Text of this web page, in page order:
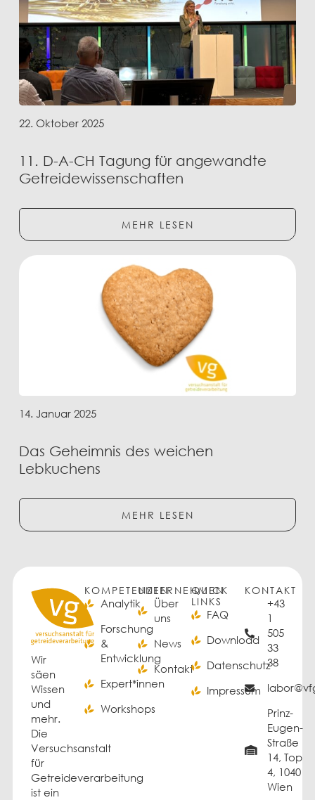
22. Oktober 2025
11. D-A-CH Tagung für angewandte
Getreidewissenschaften
MEHR LESEN
14. Januar 2025
Das Geheimnis des weichen
Lebkuchens
MEHR LESEN
Wir
säen
Wissen
und
mehr.
Die
Versuchsanstalt
für
Getreideverarbeitung
ist ein
KOMPETENZEN
Analytik
Forschung
&
Entwicklung
Expert*innen
Workshops
UNTERNEHMEN
Über
uns
News
Kontakt
QUICK
LINKS
FAQ
Download
Datenschutz
Impressum
KONTAKT
+43
1
505
33
38
Prinz-
Eugen-
Straße
14, Top
4, 1040
Wien